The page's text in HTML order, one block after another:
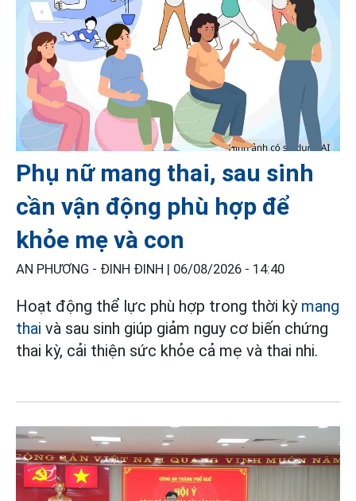
Phụ nữ mang thai, sau sinh
cần vận động phù hợp để
khỏe mẹ và con
AN PHƯƠNG - ĐINH ĐINH | 06/08/2026 - 14:40
Hoạt động thể lực phù hợp trong thời kỳ mang
thai và sau sinh giúp giảm nguy cơ biến chứng
thai kỳ, cải thiện sức khỏe cả mẹ và thai nhi.